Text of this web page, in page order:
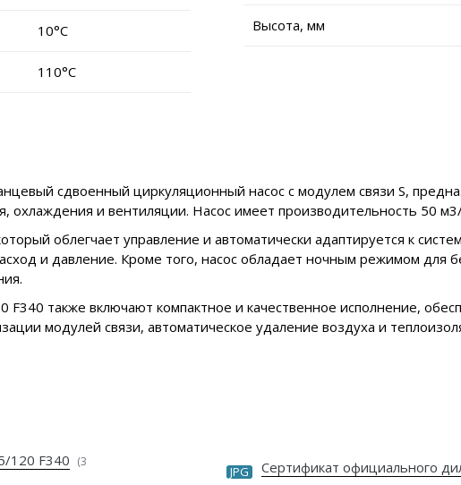
10°C
110°C
Высота, мм
сдвоенный циркуляционный насос с модулем связи S,
охлаждения и вентиляции. Насос имеет производительность 50
облегчает управление и автоматически адаптируется к
и давление. Кроме того, насос обладает ночным режимом для
F340 также включают компактное и качественное исполнение,
модулей связи, автоматическое удаление воздуха и
120 F340 (3
JPG Сертификат официального